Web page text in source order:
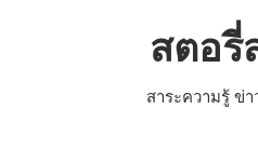
สตอรี่
สาระความรู้ ข่า